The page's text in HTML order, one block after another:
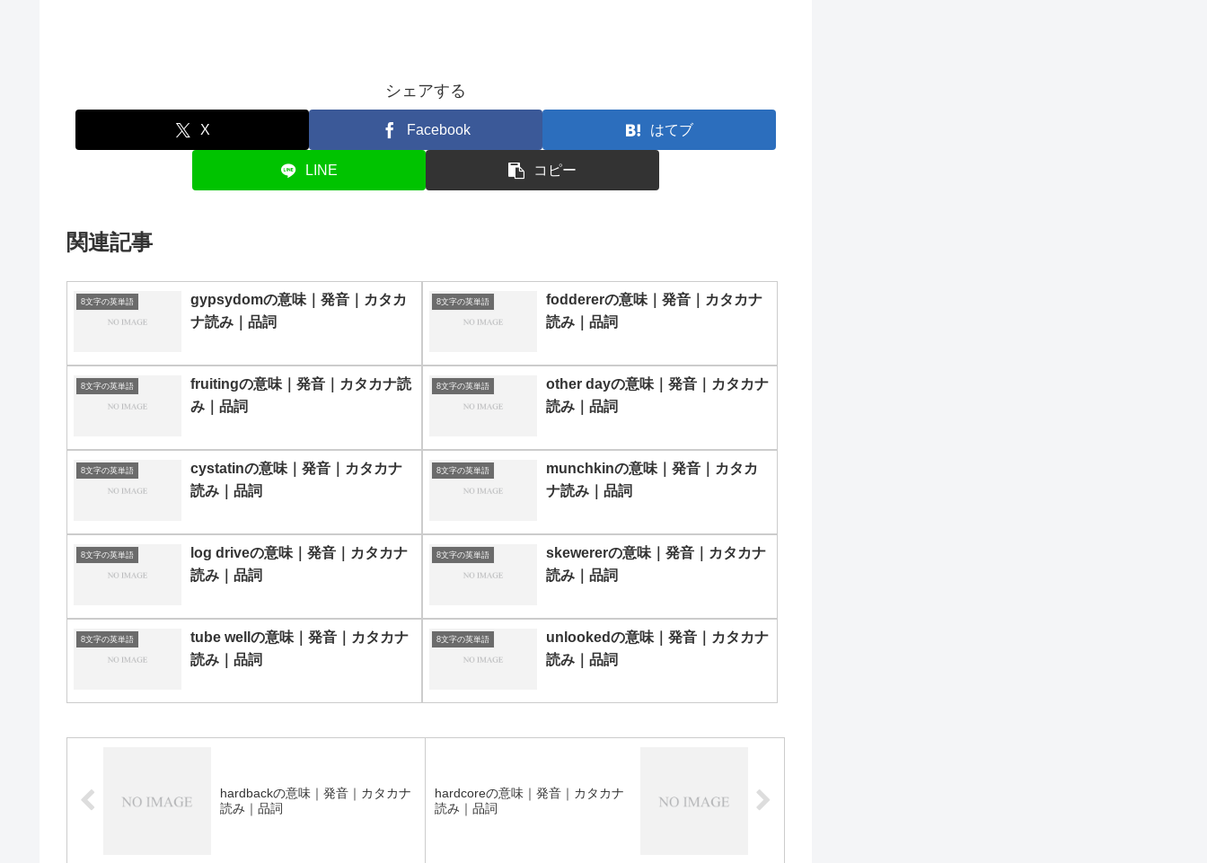
シェアする
X Facebook はてブ
LINE コピー
関連記事
8文字の英単語
gypsydomの意味｜発音｜カタカ
ナ読み｜品詞
8文字の英単語
foddererの意味｜発音｜カタカナ
読み｜品詞
8文字の英単語
fruitingの意味｜発音｜カタカナ読
み｜品詞
8文字の英単語
other dayの意味｜発音｜カタカナ
読み｜品詞
8文字の英単語
cystatinの意味｜発音｜カタカナ
読み｜品詞
8文字の英単語
munchkinの意味｜発音｜カタカ
ナ読み｜品詞
8文字の英単語
log driveの意味｜発音｜カタカナ
読み｜品詞
8文字の英単語
skewererの意味｜発音｜カタカナ
読み｜品詞
8文字の英単語
tube wellの意味｜発音｜カタカナ
読み｜品詞
8文字の英単語
unlookedの意味｜発音｜カタカナ
読み｜品詞
hardbackの意味｜発音｜カタカナ
読み｜品詞
hardcoreの意味｜発音｜カタカナ
読み｜品詞